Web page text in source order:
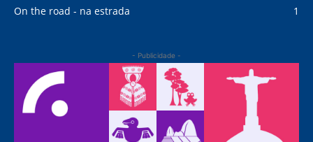
On the road - na estrada
1
- Publicidade -